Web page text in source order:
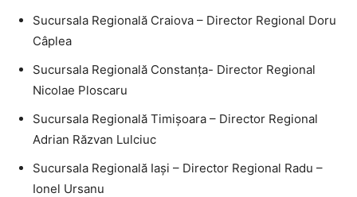
Sucursala Regională Craiova – Director Regional Doru
Câplea
Sucursala Regională Constanţa- Director Regional
Nicolae Ploscaru
Sucursala Regională Timişoara – Director Regional
Adrian Răzvan Lulciuc
Sucursala Regională Iaşi – Director Regional Radu –
Ionel Ursanu